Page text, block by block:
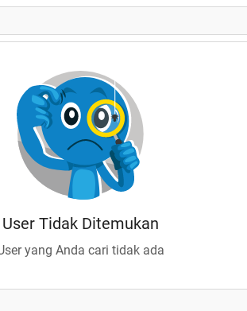
User Tidak Ditemukan
yang Anda cari tidak ada